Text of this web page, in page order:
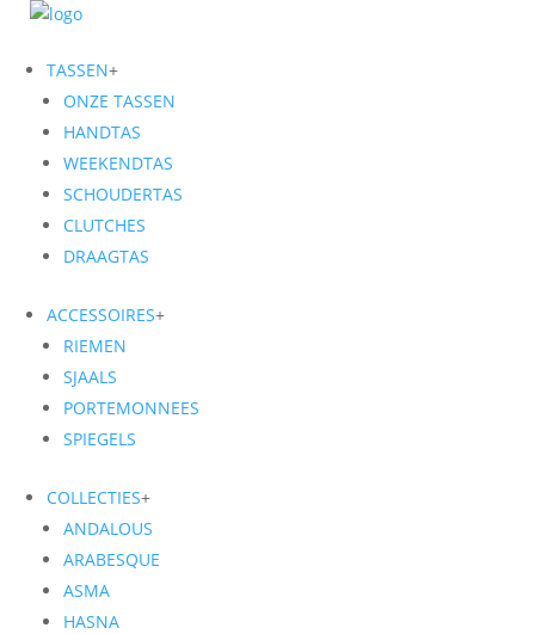
TASSEN+
ONZE TASSEN
HANDTAS
WEEKENDTAS
SCHOUDERTAS
CLUTCHES
DRAAGTAS
ACCESSOIRES+
RIEMEN
SJAALS
PORTEMONNEES
SPIEGELS
COLLECTIES+
ANDALOUS
ARABESQUE
ASMA
HASNA